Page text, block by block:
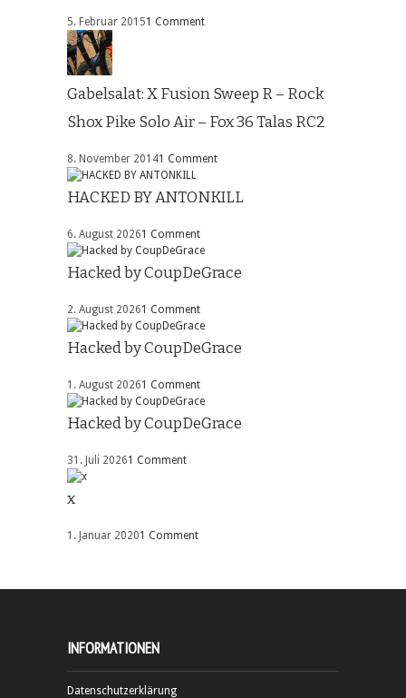
5. Februar 20151 Comment
Gabelsalat: X Fusion Sweep R – Rock
Shox Pike Solo Air – Fox 36 Talas RC2
8. November 20141 Comment
HACKED BY ANTONKILL
6. August 20261 Comment
Hacked by CoupDeGrace
2. August 20261 Comment
Hacked by CoupDeGrace
1. August 20261 Comment
Hacked by CoupDeGrace
31. Juli 20261 Comment
x
1. Januar 20201 Comment
INFORMATIONEN
Datenschutzerklärung